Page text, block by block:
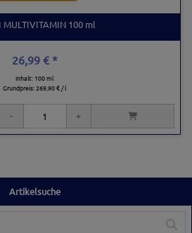
Artikelsuche
MULTIVITAMIN 100 ml
26,99 € *
Inhalt: 100 ml
Grundpreis:269,90 € / l